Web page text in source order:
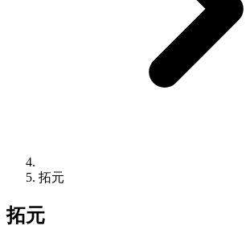
拓元
拓元